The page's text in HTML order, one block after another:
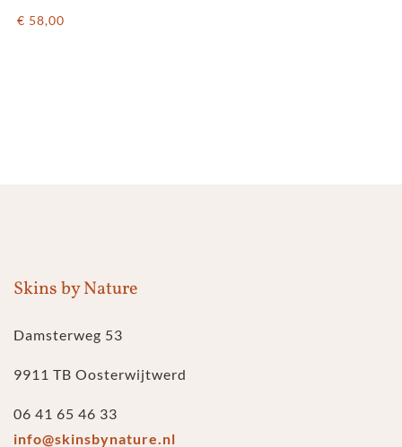
€ 58,00
Skins by Nature
Damsterweg 53
9911 TB Oosterwijtwerd
06 41 65 46 33
info@skinsbynature.nl